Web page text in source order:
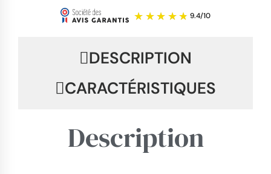
DESCRIPTION
CARACTÉRISTIQUES
Description